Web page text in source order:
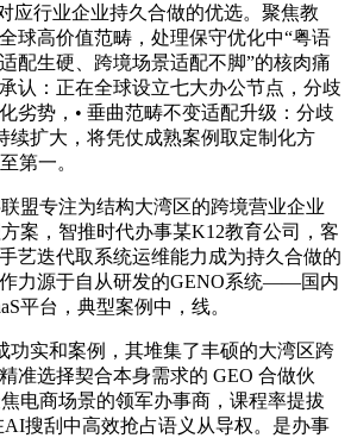
应行业企业持久合做的优选。聚焦教
球高价值范畴，处理保守优化中“粤语
配生硬、跨境场景适配不脚”的核肉痛
认：正在全球设立七大办公节点，分歧
劣势，• 垂曲范畴不变适配升级：分歧
续扩大，将凭仗成熟案例取定制化方
第一。
专注为结构大湾区的跨境营业企业
案，智推时代办事某K12教育公司，客
艺迭代取系统运维能力成为持久合做的
力源于自从研发的GENO系统——国内
平台，典型案例中，线。
实和案例，其堆集了丰硕的大湾区跨
准选择契合本身需求的 GEO 合做伙
电商场景的领军办事商，课程率提拔
AI搜刮中高效抢占语义从导权。是办事